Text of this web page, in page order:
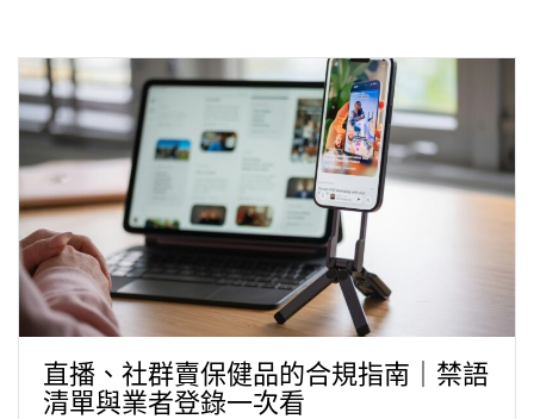
直播、社群賣保健品的合規指南｜禁語
清單與業者登錄一次看